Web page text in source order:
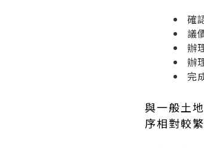
確
議
辦
辦
完
與一般土
序相對較